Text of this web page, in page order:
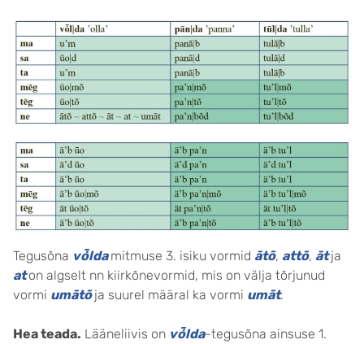
Tegusõna vȱldamitmuse 3. isiku vormid ātõ, attõ, ātja
aton algselt nn kiirkõnevormid, mis on välja tõrjunud
vormi umātõja suurel määral ka vormi umāt.
Hea teada. Lääneliivis on vȱlda-tegusõna ainsuse 1.